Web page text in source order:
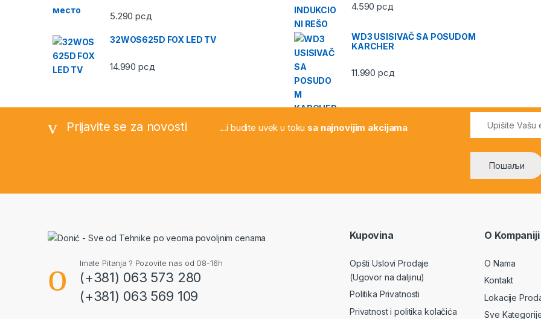
5.290рсд
32WOS625D FOX LED TV
14.990рсд
4.590рсд
WD3 USISIVAČ SA POSUDOM
KARCHER
11.990рсд
Prijavite se za novosti ...i budite uvek u toku sa najnovijim akcijama
Imate Pitanja ? Pozovite nas od 08-16h
(+381) 063 573 280
(+381) 063 569 109
Kupovina
Opšti Uslovi Prodaje
(Ugovor na daljinu)
Politika Privatnosti
Privatnost i politika kolačića
O
O Nama
Kontakt
Lokacije
Sve